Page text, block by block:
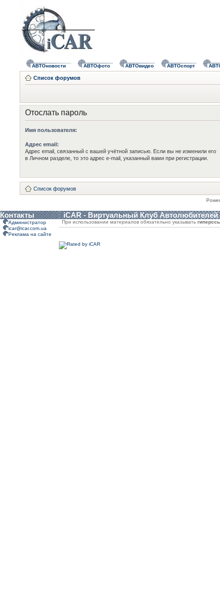
АВТОновости АВТОфото АВТОвидео АВТОспорт
Список форумов
Отослать пароль
Имя пользователя:
Адрес email:
Адрес email, связанный с вашей учётной записью. Если вы не изменили его
в Личном разделе, то это адрес e-mail, указанный вами при регистрации.
Список форумов
Контакты iCAR - Виртуальный Клуб Автолюбителей
Администратор
icar@icar.com.ua
Реклама на сайте
При использовании материалов обязательно указывать